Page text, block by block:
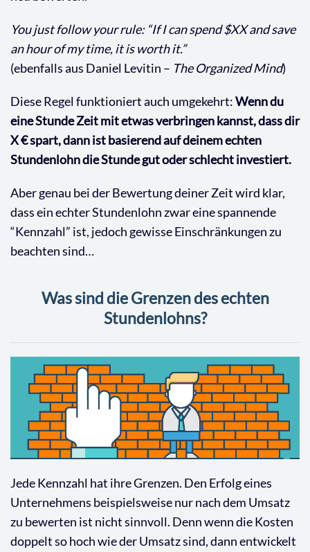
You just follow your rule: “If I can spend $XX and save
an hour of my time, it is worth it.”
(ebenfalls aus Daniel Levitin – The Organized Mind)
Diese Regel funktioniert auch umgekehrt:Wenn du
eine Stunde Zeit mit etwas verbringen kannst, dass dir
X € spart, dann ist basierend auf deinem echten
Stundenlohn die Stunde gut oder schlecht investiert.
Aber genau bei der Bewertung deiner Zeit wird klar,
dass ein echter Stundenlohn zwar eine spannende
“Kennzahl” ist, jedoch gewisse Einschränkungen zu
beachten sind…
Was sind die Grenzen des echten
Stundenlohns?
Jede Kennzahl hat ihre Grenzen. Den Erfolg eines
Unternehmens beispielsweise nur nach dem Umsatz
zu bewerten ist nicht sinnvoll. Denn wenn die Kosten
doppelt so hoch wie der Umsatz sind, dann entwickelt